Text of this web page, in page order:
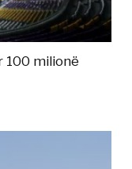
100 milionë